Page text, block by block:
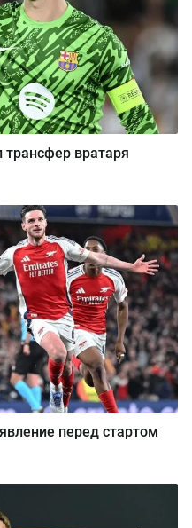
вратаря
перед стартом